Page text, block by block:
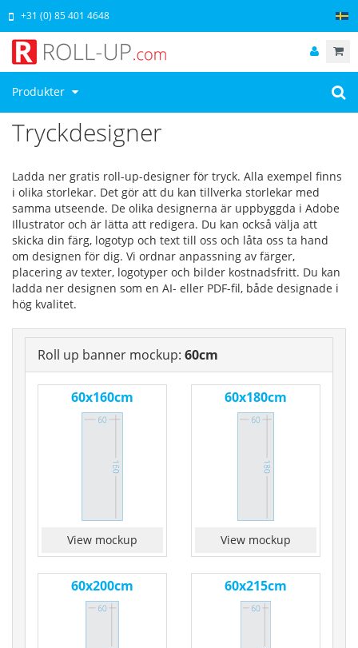
Produkter
+31 (0) 85 401 4648
Tryckdesigner
Ladda ner gratis roll-up-designer för tryck. Alla exempel finns
i olika storlekar. Det gör att du kan tillverka storlekar med
samma utseende. De olika designerna är uppbyggda i Adobe
Illustrator och är lätta att redigera. Du kan också välja att
skicka din färg, logotyp och text till oss och låta oss ta hand
om designen för dig. Vi ordnar anpassning av färger,
placering av texter, logotyper och bilder kostnadsfritt. Du kan
ladda ner designen som en AI- eller PDF-fil, både designade i
hög kvalitet.
Roll up banner mockup: 60cm
60x160cm
View mockup
60x180cm
View mockup
60x200cm 60x215cm